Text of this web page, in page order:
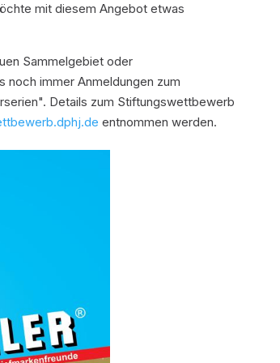
mit diesem Angebot etwas
Sammelgebiet oder
noch immer Anmeldungen zum
Details zum Stiftungswettbewerb
entnommen werden.